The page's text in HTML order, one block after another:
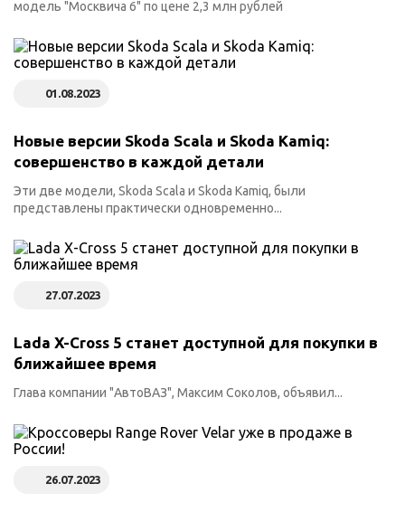
модель "Москвича 6" по цене 2,3 млн рублей
01.08.2023
Новые версии Skoda Scala и Skoda Kamiq:
совершенство в каждой детали
Эти две модели, Skoda Scala и Skoda Kamiq, были
представлены практически одновременно...
27.07.2023
Lada X-Cross 5 станет доступной для покупки в
ближайшее время
Глава компании "АвтоВАЗ", Максим Соколов, объявил...
26.07.2023